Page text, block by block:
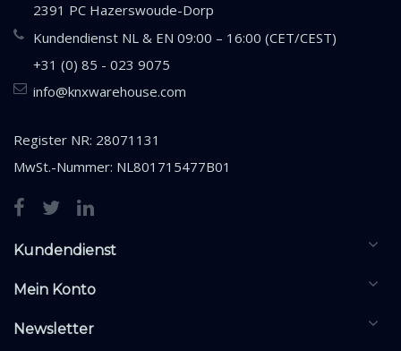
2391 PC Hazerswoude-Dorp
Kundendienst NL & EN 09:00 – 16:00 (CET/CEST)
+31 (0) 85 - 023 9075
info@knxwarehouse.com
Register NR: 28071131
MwSt.-Nummer: NL801715477B01
Kundendienst
Mein Konto
Newsletter